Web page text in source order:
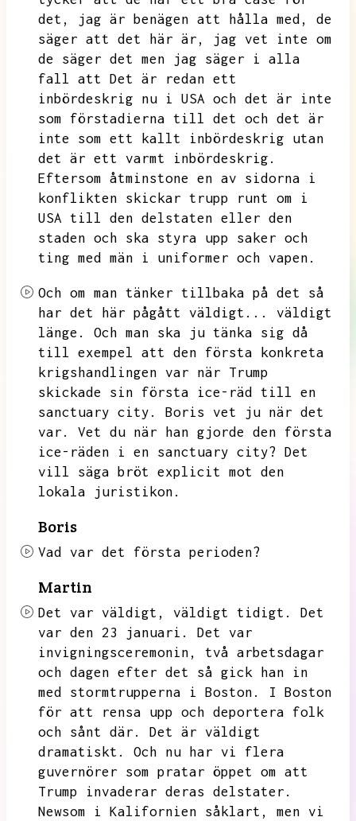
det,
jag är benägen att hålla med,
de
säger att det här är,
jag vet inte om
de säger det men jag säger i alla
fall att Det är redan ett
inbördeskrig nu i USA och det är inte
som förstadierna till det och det är
inte som ett kallt inbördeskrig utan
det är ett varmt inbördeskrig.
Eftersom åtminstone en av sidorna i
konflikten skickar trupp runt om i
USA till den delstaten eller den
staden och ska styra upp saker och
ting med män i uniformer och vapen.
Och om man tänker tillbaka på det så
har det här pågått väldigt...
väldigt
länge.
Och man ska ju tänka sig då
till exempel att den första konkreta
krigshandlingen var när Trump
skickade sin första ice-räd till en
sanctuary city.
Boris vet ju när det
var.
Vet du när han gjorde den första
ice-räden i en sanctuary city? Det
vill säga bröt explicit mot den
lokala juristikon.
Boris
Vad var det första perioden?
Martin
Det var väldigt, väldigt tidigt.
Det
var den 23 januari.
Det var
invigningsceremonin,
två arbetsdagar
och dagen efter det så gick han in
med stormtrupperna i Boston.
I Boston
för att rensa upp och deportera folk
och sånt där.
Det är väldigt
dramatiskt.
Och nu har vi flera
guvernörer som pratar öppet om att
Trump invaderar deras delstater.
Newsom i Kalifornien såklart,
men vi